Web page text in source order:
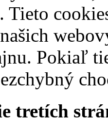
Tieto
Pokiaľ
tretích